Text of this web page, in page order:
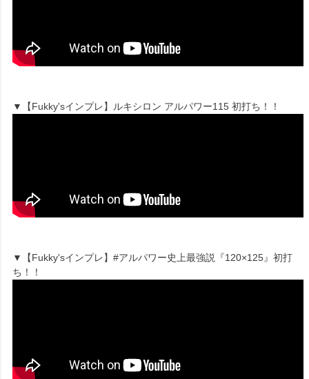
▼【Fukky'sインプレ】ルキシロン アルパワー115 初打ち！！
▼【Fukky'sインプレ】#アルパワー史上最強説『120×125』初打
ち！！